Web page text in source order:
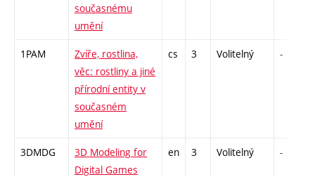
současnému
umění
1PAM
Zvíře, rostlina,
věc: rostliny a jiné
přírodní entity v
současném
umění
cs 3 Volitelný -
3DMDG
3D Modeling for
Digital Games
en 3 Volitelný -